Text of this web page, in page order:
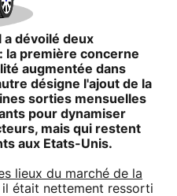
a dévoilé deux
la première concerne
augmentée dans
désigne l'ajout de la
sorties mensuelles
pour dynamiser
mais qui restent
aux Etats-Unis.
lieux du marché de la
il était nettement ressorti